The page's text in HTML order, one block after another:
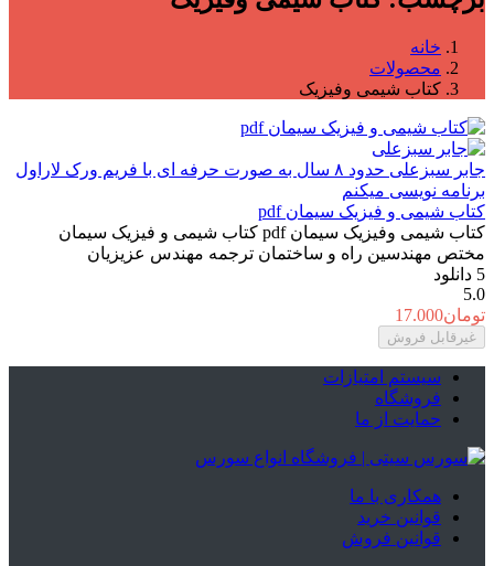
خانه
محصولات
کتاب شیمی وفیزیک
جابر سبزعلی
حدود ۸ سال به صورت حرفه ای با فریم ورک لاراول
برنامه نویسی میکنم
کتاب شیمی و فیزیک سیمان pdf
کتاب شیمی وفیزیک سیمان pdf کتاب شیمی و فیزیک سیمان
مختص مهندسین راه و ساختمان ترجمه مهندس عزیزیان
5 دانلود
5.0
تومان17.000
غیرقابل فروش
سیستم امتیازات
فروشگاه
حمایت از ما
همکاری با ما
قوانین خرید
قوانین فروش